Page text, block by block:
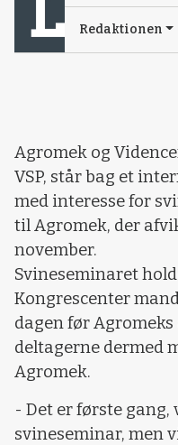
Redaktionen
Agromek og
VSP, står bag et
med interesse for
til Agromek, der
november.
Svineseminaret
Kongrescenter
dagen før
deltagerne dermed
Agromek.
- Det er første
svineseminar, men